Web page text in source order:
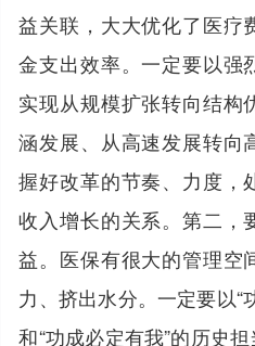
益关联，大大优化了医疗
金支出效率。一定要以强
实现从规模扩张转向结构
涵发展、从高速发展转向
握好改革的节奏、力度，
收入增长的关系。第二，
益。医保有很大的管理空
力、挤出水分。一定要以“
和“功成必定有我”的历史